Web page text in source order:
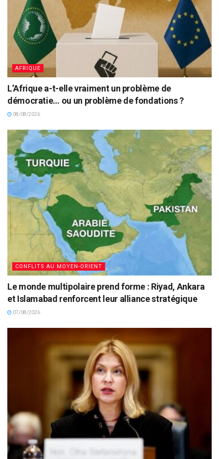
AFRIQUE
L’Afrique a-t-elle vraiment un problème de
démocratie… ou un problème de fondations ?
08/08/2026
CONFLITS AU MOYEN-ORIENT
Le monde multipolaire prend forme : Riyad, Ankara
et Islamabad renforcent leur alliance stratégique
07/08/2026